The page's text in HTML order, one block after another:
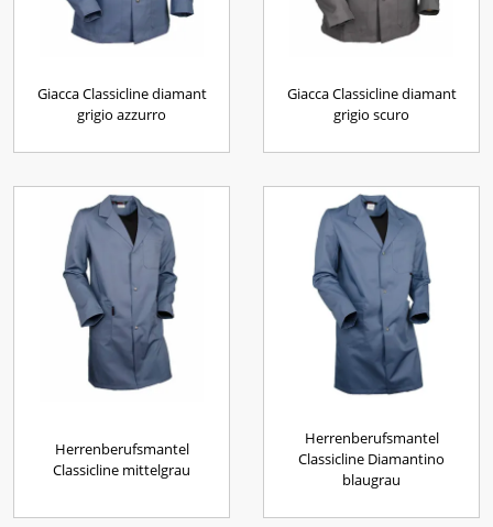
Giacca Classicline diamant
grigio azzurro
Giacca Classicline diamant
grigio scuro
Herrenberufsmantel
Classicline mittelgrau
Herrenberufsmantel
Classicline Diamantino
blaugrau